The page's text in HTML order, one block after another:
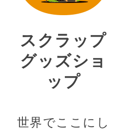
スクラップ
グッズショ
ップ
世界でここにし